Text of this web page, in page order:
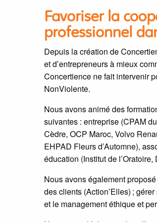
Favoriser la
professionnel
Depuis la création de
et d’entrepreneurs à mieux
Concertience ne fait intervenir
NonViolente.
Nous avons animé des
suivantes : entreprise (CPAM
Cèdre, OCP Maroc, Volvo
EHPAD Fleurs d’Automne),
éducation (Institut de
Nous avons également
des clients (Action’Elles) ;
et le management éthique et